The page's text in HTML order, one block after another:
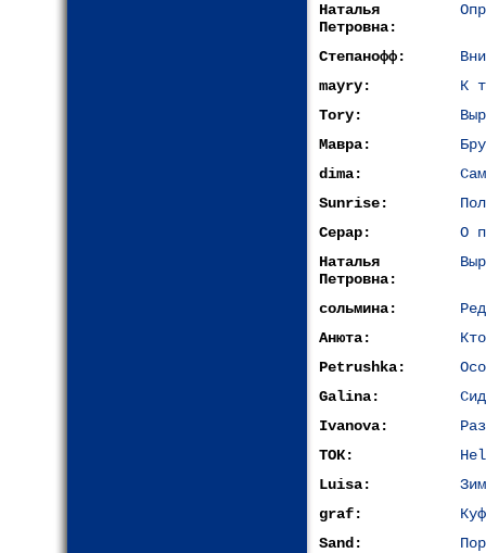
Наталья
Петровна:
Степанофф:
mayry:
К
Tory:
Мавра:
dima:
Sunrise:
Серар:
О
Наталья
Петровна:
сольмина:
Анюта:
Petrushka:
Galina:
Ivanova:
ТОК:
Luisa:
graf:
Sand: